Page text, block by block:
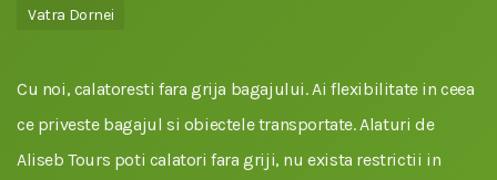
Vatra Dornei
Cu noi, calatoresti fara grija bagajului. Ai flexibilitate in ceea
ce priveste bagajul si obiectele transportate. Alaturi de
Aliseb Tours poti calatori fara griji, nu exista restrictii in